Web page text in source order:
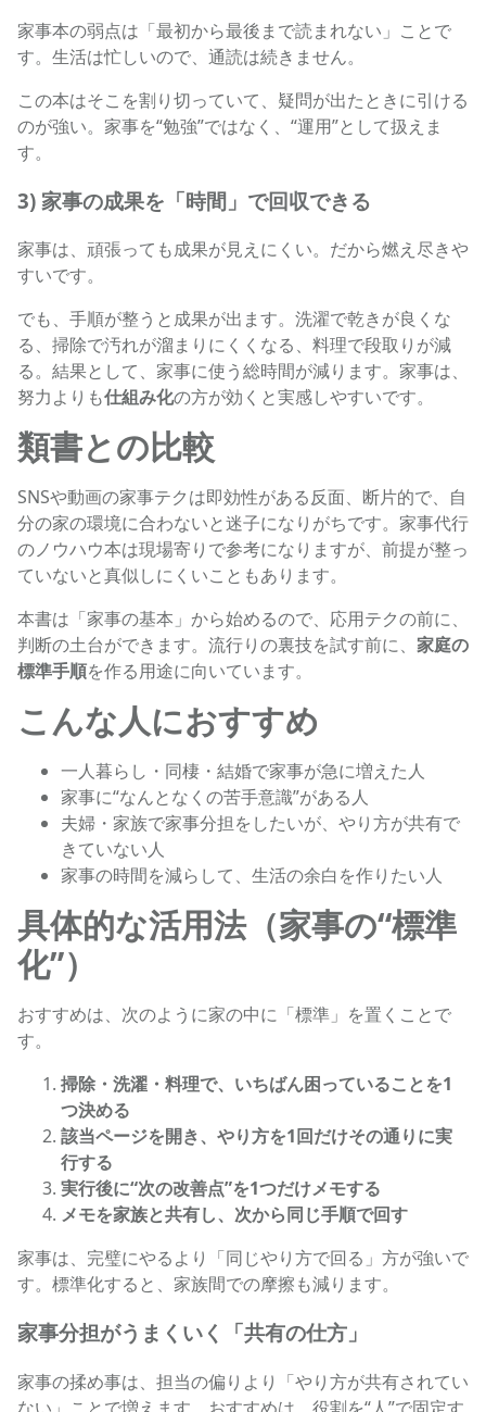
家事本の弱点は「最初から最後まで読まれない」ことで
す。生活は忙しいので、通読は続きません。
この本はそこを割り切っていて、疑問が出たときに引ける
のが強い。家事を“勉強”ではなく、“運用”として扱えま
す。
3) 家事の成果を「時間」で回収できる
家事は、頑張っても成果が見えにくい。だから燃え尽きや
すいです。
でも、手順が整うと成果が出ます。洗濯で乾きが良くな
る、掃除で汚れが溜まりにくくなる、料理で段取りが減
る。結果として、家事に使う総時間が減ります。家事は、
努力よりも仕組み化の方が効くと実感しやすいです。
類書との比較
SNSや動画の家事テクは即効性がある反面、断片的で、自
分の家の環境に合わないと迷子になりがちです。家事代行
のノウハウ本は現場寄りで参考になりますが、前提が整っ
ていないと真似しにくいこともあります。
本書は「家事の基本」から始めるので、応用テクの前に、
判断の土台ができます。流行りの裏技を試す前に、 家庭の
標準手順を作る用途に向いています。
こんな人におすすめ
一人暮らし・同棲・結婚で家事が急に増えた人
家事に“なんとなくの苦手意識”がある人
夫婦・家族で家事分担をしたいが、やり方が共有で
きていない人
家事の時間を減らして、生活の余白を作りたい人
具体的な活用法（家事の“標準
化”）
おすすめは、次のように家の中に「標準」を置くことで
す。
掃除・洗濯・料理で、いちばん困っていることを1
つ決める
該当ページを開き、やり方を1回だけその通りに実
行する
実行後に“次の改善点”を1つだけメモする
メモを家族と共有し、次から同じ手順で回す
家事は、完璧にやるより「同じやり方で回る」方が強いで
す。標準化すると、家族間での摩擦も減ります。
家事分担がうまくいく「共有の仕方」
家事の揉め事は、担当の偏りより「やり方が共有されてい